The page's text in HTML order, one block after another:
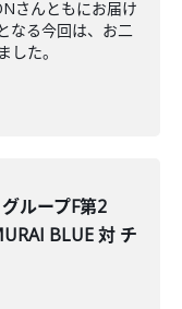
さんともにお届け
なる今回は、お二
た。
ループF第2
BLUE 対 チ